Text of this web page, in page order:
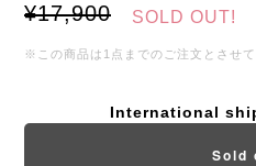
¥17,900 SOLD OUT!
※この商品は1点までのご注文とさせて
International
Sold